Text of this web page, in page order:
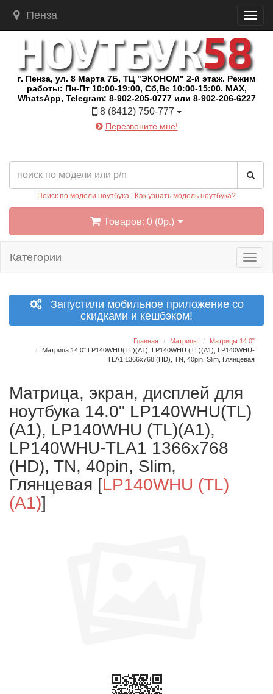
Пенза
г. Пенза, ул. 8 Марта 7Б, ТЦ "ЭКОНОМ" 2-й этаж. Режим
работы: Пн-Пт 10:00-19:00, Сб,Вс 10:00-15:00. MAX,
WhatsApp, Telegram: 8-902-205-0777 или 8-902-206-6227
8 (8412) 750-777
Перезвоните мне!
Поиск по модели ноутбука Как узнать модель ноутбука?
Товаров: 0 (0р.)
Категории
Запустили мобильное приложение со
скидками и кешбэком!
Главная Матрицы
Матрицы 14.0"
Матрица 14.0" LP140WHU(TL)(A1), LP140WHU (TL)(A1), LP140WHU-
TLA1 1366x768 (HD), TN, 40pin, Slim, Глянцевая
Матрица, экран, дисплей для
ноутбука 14.0" LP140WHU(TL)
(A1), LP140WHU (TL)(A1),
LP140WHU-TLA1 1366x768
(HD), TN, 40pin, Slim,
Глянцевая [LP140WHU (TL)
(A1)]